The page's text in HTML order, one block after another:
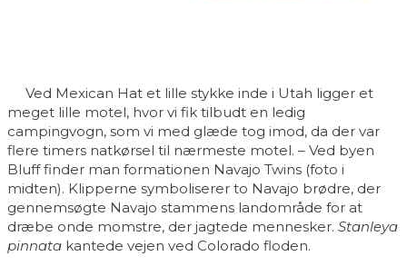
Ved Mexican Hat et lille stykke inde i Utah ligger et
meget lille motel, hvor vi fik tilbudt en ledig
campingvogn, som vi med glæde tog imod, da der var
flere timers natkørsel til nærmeste motel. – Ved byen
Bluff finder man formationen Navajo Twins (foto i
midten). Klipperne symboliserer to Navajo brødre, der
gennemsøgte Navajo stammens landområde for at
dræbe onde momstre, der jagtede mennesker. Stanleya
pinnata kantede vejen ved Colorado floden.